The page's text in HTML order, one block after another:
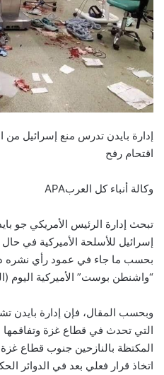
إدارة بايدن تدرس منع إسرائيل من
اقتحام رفح
وكالة أنباء كل العربAPA
تبحث إدارة الرئيس الأمريكي جو
إسرائيل للأسلحة الأميركية في
بحسب ما جاء في عمود رأي نشره
“واشنطن بوست” الأميركية اليوم
وبحسب المقال، فإن إدارة بايدن
التي تحدث في قطاع غزة
المكتظة بالنازحين جنوب قطاع
اتخاذ قرار فعلي بعد في